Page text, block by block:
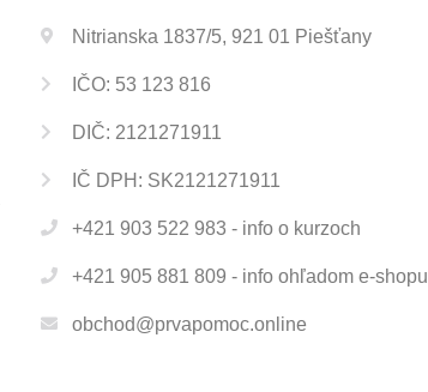
Nitrianska 1837/5, 921 01 Piešťany
IČO: 53 123 816
DIČ: 2121271911
IČ DPH: SK2121271911
+421 903 522 983 - info o kurzoch
+421 905 881 809 - info ohľadom e-shopu
obchod@prvapomoc.online